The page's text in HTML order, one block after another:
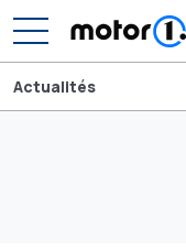
Actualités